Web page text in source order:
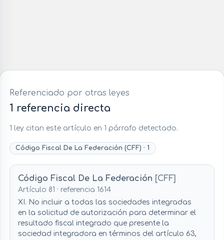
Referenciado por otras leyes
1 referencia directa
1 ley citan este artículo en 1 párrafo detectado.
Código Fiscal De La Federación (CFF) · 1
Código Fiscal De La Federación [CFF]
Artículo 81 · referencia 1614
XI. No incluir a todas las sociedades integradas
en la solicitud de autorización para determinar el
resultado fiscal integrado que presente la
sociedad integradora en términos del artículo 63,